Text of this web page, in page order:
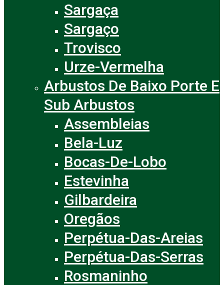
Sargaça
Sargaço
Trovisco
Urze-Vermelha
Arbustos De Baixo Porte E
Sub Arbustos
Assembleias
Bela-Luz
Bocas-De-Lobo
Estevinha
Gilbardeira
Oregãos
Perpétua-Das-Areias
Perpétua-Das-Serras
Rosmaninho